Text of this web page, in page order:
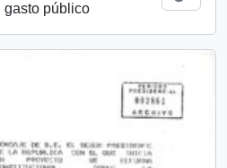
gasto público